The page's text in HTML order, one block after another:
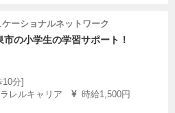
ーショナルネットワーク
の小学生の学習サポート！
分]
レルキャリア
時給1,500円